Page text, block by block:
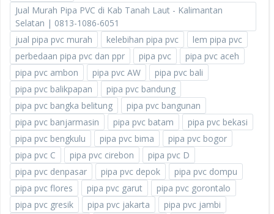
Jual Murah Pipa PVC di Kab Tanah Laut - Kalimantan
Selatan | 0813-1086-6051
jual pipa pvc murah
kelebihan pipa pvc
lem pipa pvc
perbedaan pipa pvc dan ppr
pipa pvc
pipa pvc aceh
pipa pvc ambon
pipa pvc AW
pipa pvc bali
pipa pvc balikpapan
pipa pvc bandung
pipa pvc bangka belitung
pipa pvc bangunan
pipa pvc banjarmasin
pipa pvc batam
pipa pvc bekasi
pipa pvc bengkulu
pipa pvc bima
pipa pvc bogor
pipa pvc C
pipa pvc cirebon
pipa pvc D
pipa pvc denpasar
pipa pvc depok
pipa pvc dompu
pipa pvc flores
pipa pvc garut
pipa pvc gorontalo
pipa pvc gresik
pipa pvc jakarta
pipa pvc jambi